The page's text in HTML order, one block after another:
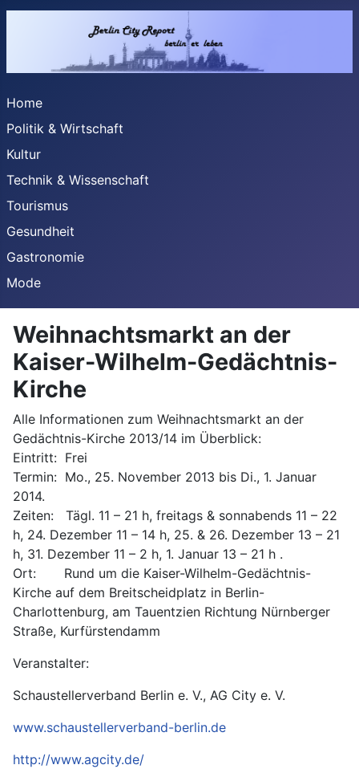
Home
Politik & Wirtschaft
Kultur
Technik & Wissenschaft
Tourismus
Gesundheit
Gastronomie
Mode
Weihnachtsmarkt an der
Kaiser-Wilhelm-Gedächtnis-
Kirche
Alle Informationen zum Weihnachtsmarkt an der
Gedächtnis-Kirche 2013/14 im Überblick:
Eintritt: Frei
Termin: Mo., 25. November 2013 bis Di., 1. Januar
2014.
Zeiten: Tägl. 11 – 21 h, freitags & sonnabends 11 – 22
h, 24. Dezember 11 – 14 h, 25. & 26. Dezember 13 – 21
h, 31. Dezember 11 – 2 h, 1. Januar 13 – 21 h .
Ort: Rund um die Kaiser-Wilhelm-Gedächtnis-
Kirche auf dem Breitscheidplatz in Berlin-
Charlottenburg, am Tauentzien Richtung Nürnberger
Straße, Kurfürstendamm
Veranstalter:
Schaustellerverband Berlin e. V., AG City e. V.
www.schaustellerverband-berlin.de
http://www.agcity.de/